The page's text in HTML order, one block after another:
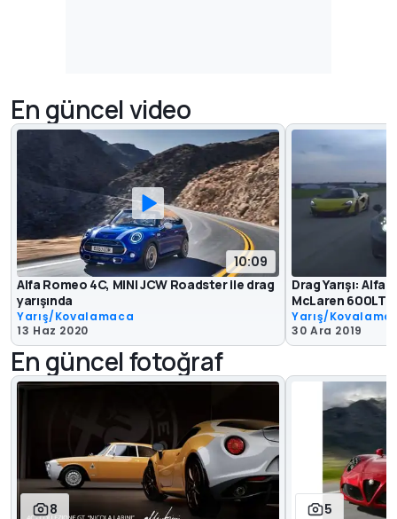
En güncel video
10:09
Alfa Romeo 4C, MINI JCW Roadster ile drag
yarışında
Yarış/Kovalamaca
13 Haz 2020
Drag Yarışı:
McLaren
Yarış/
30 Ara 2019
En güncel fotoğraf
8 5